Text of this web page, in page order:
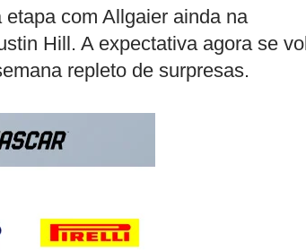
com Allgaier ainda na
Hill. A expectativa agora se
repleto de surpresas.